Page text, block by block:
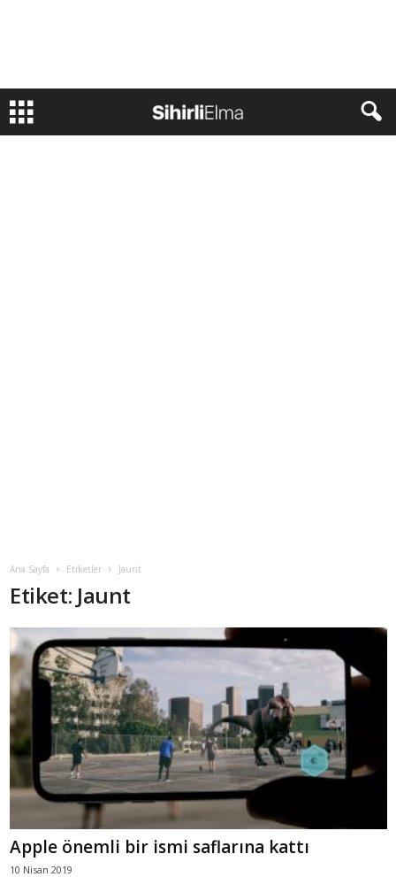
Ana Sayfa Etiketler Jaunt
Etiket: Jaunt
Apple önemli bir ismi saflarına kattı
10 Nisan 2019